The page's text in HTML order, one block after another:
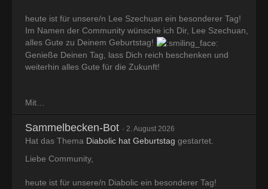
heute ist für unsere/n Lee Szechuan ein besonderer Tag!
Im Namen der Community wünsche ich Dir, Lee Szechuan,
alles Gute zu Deinem Geburtstag!
Genieße Deinen Tag, lass Dich reich beschenken und
weiterhin alles Gute für die Zukunft!
Mit…
Sammelbecken-Bot 2. August 2026
Hat das Thema Diabolic hat Geburtstag gestartet.
Liebe Community,
heute ist für unsere/n Diabolic ein besonderer Tag!